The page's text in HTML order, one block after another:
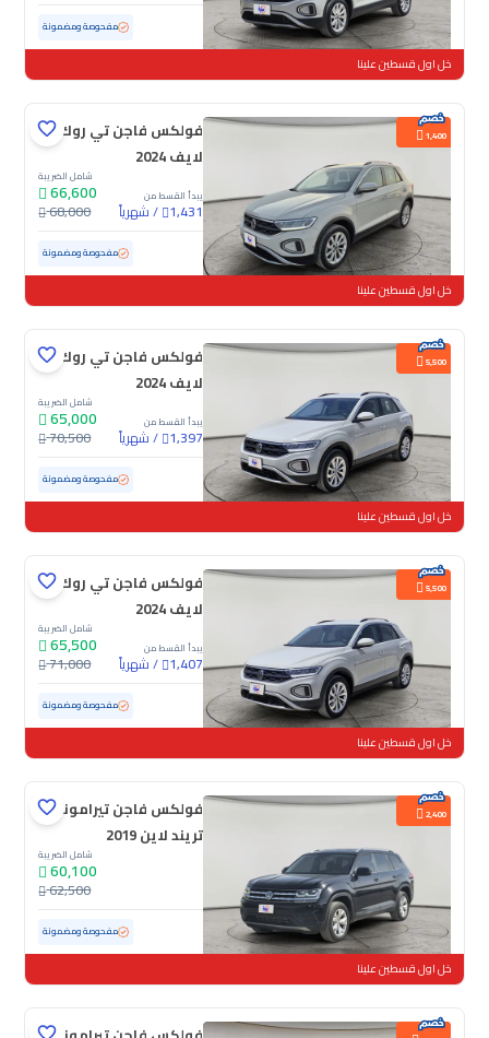
مستعملة 45,893 كم ممشى قليل مفحوصة ومضمونة
خل اول قسطين علينا
1,400
فولكس فاجن تي روك
لايف 2024
يبدأ القسط من
1,431
/شهرياً
شامل الضريبة
66,600
68,000
مستعملة 57,018 كم مفحوصة ومضمونة
خل اول قسطين علينا
5,500
فولكس فاجن تي روك
لايف 2024
يبدأ القسط من
1,397
/شهرياً
شامل الضريبة
65,000
70,500
مستعملة 41,660 كم ممشى قليل مفحوصة ومضمونة
خل اول قسطين علينا
5,500
فولكس فاجن تي روك
لايف 2024
يبدأ القسط من
1,407
/شهرياً
شامل الضريبة
65,500
71,000
مستعملة 58,653 كم مفحوصة ومضمونة
خل اول قسطين علينا
2,400
فولكس فاجن تيرامونت
تريند لاين 2019
شامل الضريبة
60,100
62,500
مستعملة 159,590 كم مفحوصة ومضمونة
خل اول قسطين علينا